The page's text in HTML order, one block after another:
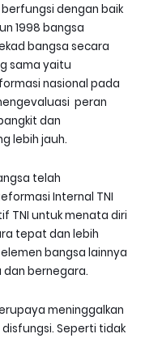
dengan baik
1998 bangsa
bangsa secara
sama yaitu
nasional pada
peran
dan
lebih jauh.
telah
Internal TNI
TNI untuk menata diri
tepat dan lebih
elemen bangsa lainnya
bernegara.
meninggalkan
Seperti tidak